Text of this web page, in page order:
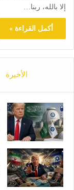
إلا بالله، ربنا…
أكمل القراءة »
الأخيرة